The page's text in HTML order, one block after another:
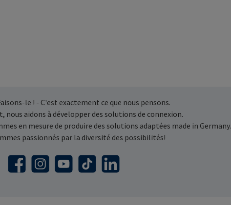
le ! - C'est exactement ce que nous pensons.
nous aidons à développer des solutions de connexion.
en mesure de produire des solutions adaptées made in Germany.
passionnés par la diversité des possibilités!
FacebookInstagramYouTubeTikTok LinkedIn